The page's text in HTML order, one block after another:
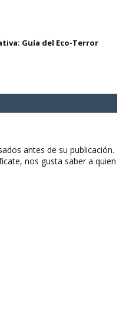
Guía del Eco-Terror
antes de su publicación.
nos gusta saber a quien